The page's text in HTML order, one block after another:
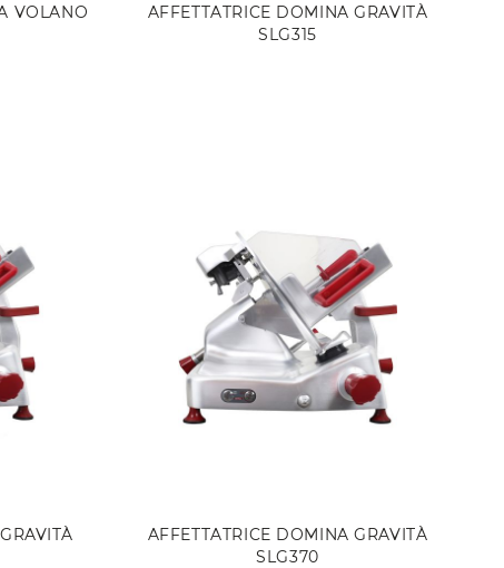
VOLANO
AFFETTATRICE DOMINA GRAVITÀ
SLG315
AFFETTATRICE DOMINA GRAVITÀ
SLG370